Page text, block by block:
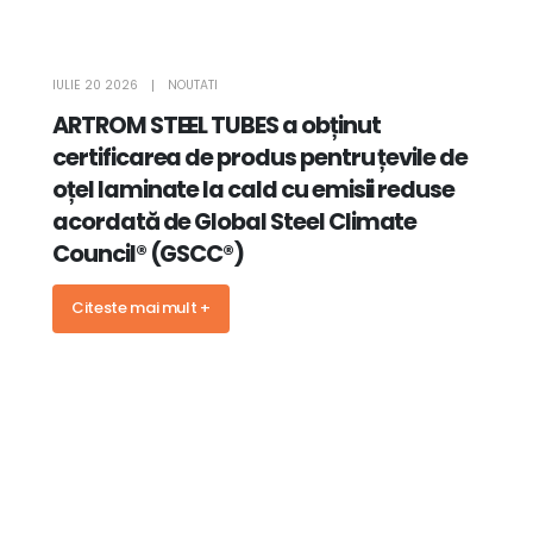
IULIE 20 2026 NOUTATI
ARTROM STEEL TUBES a obținut
certificarea de produs pentru țevile de
oțel laminate la cald cu emisii reduse
acordată de Global Steel Climate
Council® (GSCC®)
Citeste mai mult +